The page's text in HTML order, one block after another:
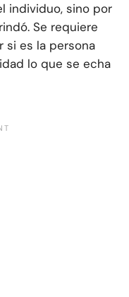
individuo, sino por
Se requiere
si es la persona
lo que se echa